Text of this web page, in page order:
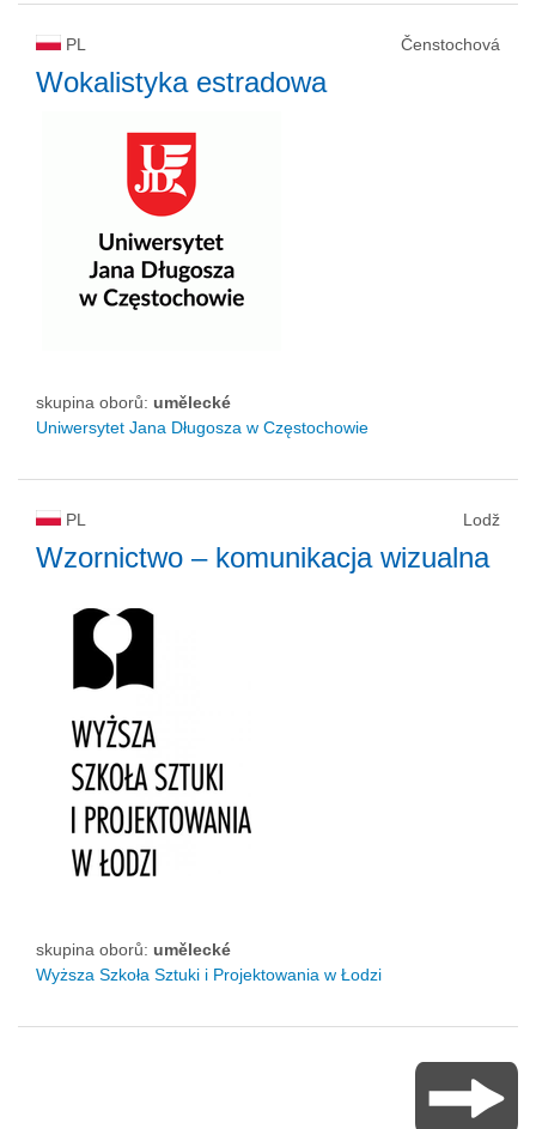
PL Čenstochová
Wokalistyka estradowa
skupina oborů: umělecké
Uniwersytet Jana Długosza w Częstochowie
PL Lodž
Wzornictwo – komunikacja wizualna
skupina oborů: umělecké
Wyższa Szkoła Sztuki i Projektowania w Łodzi